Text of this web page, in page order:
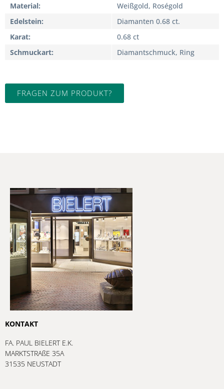
Material
Weißgold, Roségold
Edelstein
Diamanten 0.68 ct.
Karat
0.68 ct
Schmuckart
Diamantschmuck, Ring
FRAGEN ZUM PRODUKT?
KONTAKT
FA. PAUL BIELERT E.K.
MARKTSTRAßE 35A
31535 NEUSTADT